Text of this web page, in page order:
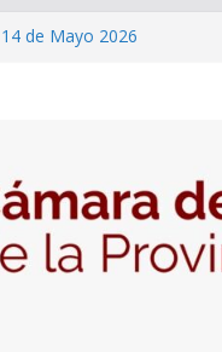
14 de Mayo 2026
Adjudicacion Simple N° 27/26